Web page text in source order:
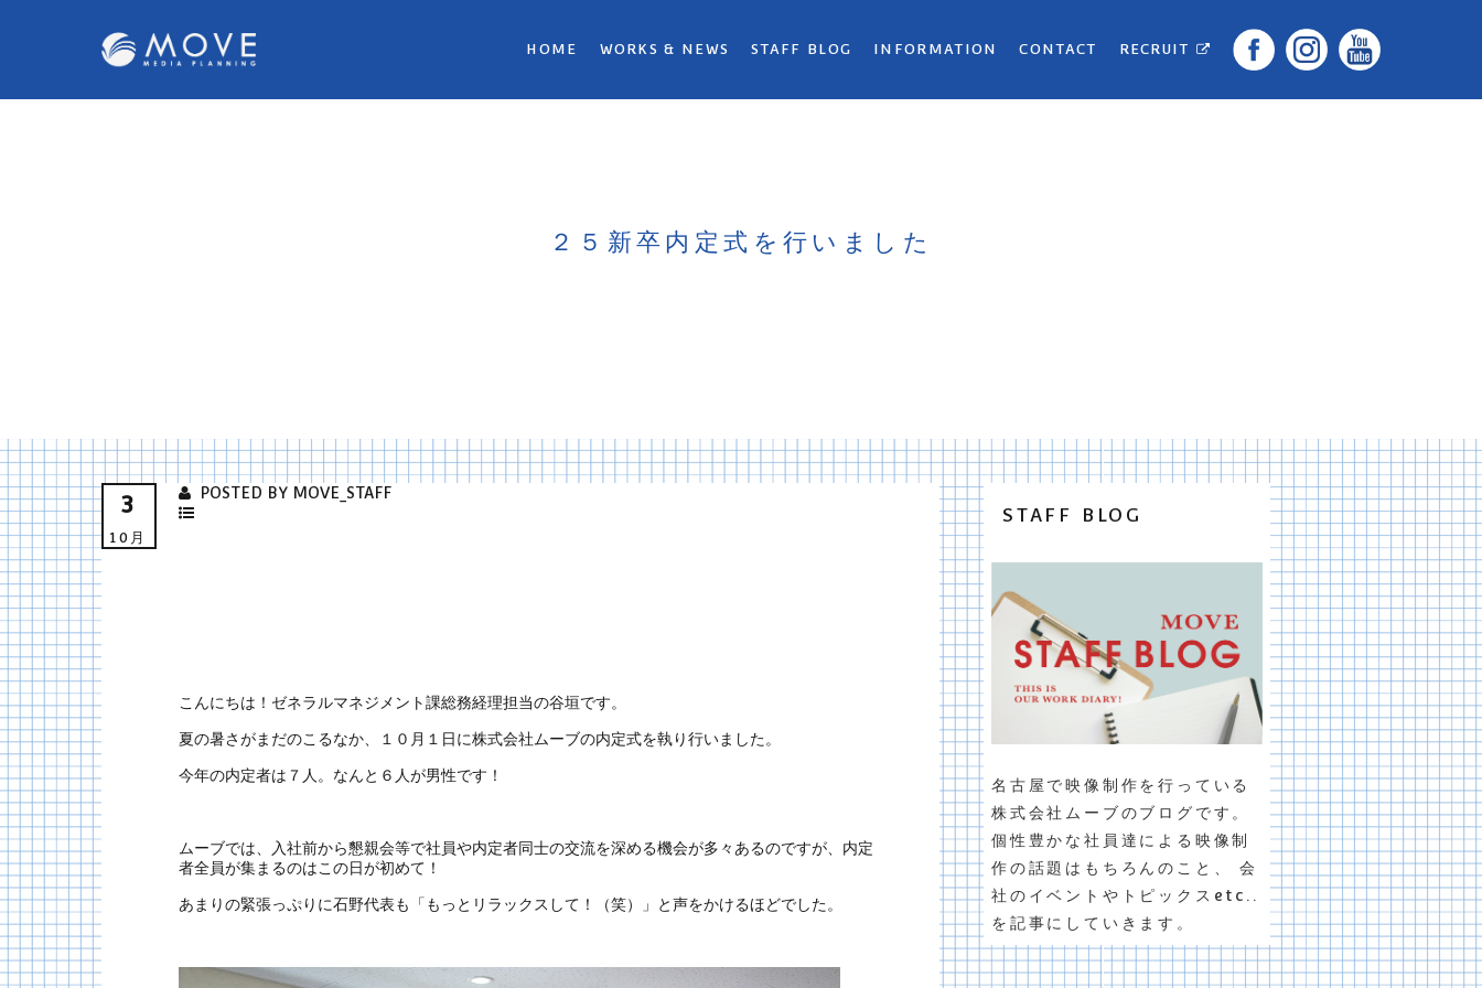
HOME WORKS & NEWS STAFF BLOG INFORMATION CONTACT RECRUIT
２５新卒内定式を行いました
3
10月
POSTED BY MOVE_STAFF
こんにちは！ゼネラルマネジメント課総務経理担当の谷垣です。
夏の暑さがまだのこるなか、１０月１日に株式会社ムーブの内定式を執り行いました。
今年の内定者は７人。なんと６人が男性です！
ムーブでは、入社前から懇親会等で社員や内定者同士の交流を深める機会が多々あるのですが、内定
者全員が集まるのはこの日が初めて！
あまりの緊張っぷりに石野代表も「もっとリラックスして！（笑）」と声をかけるほどでした。
STAFF BLOG
名古屋で映像制作を行っている
株式会社ムーブのブログです。
個性豊かな社員達による映像制
作の話題はもちろんのこと、 会
社のイベントやトピックスetc..
を記事にしていきます。